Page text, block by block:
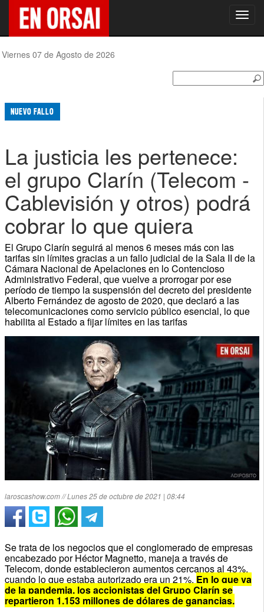
Viernes 07 de Agosto de 2026
NUEVO FALLO
La justicia les pertenece:
el grupo Clarín (Telecom -
Cablevisión y otros) podrá
cobrar lo que quiera
El Grupo Clarín seguirá al menos 6 meses más con las
tarifas sin límites gracias a un fallo judicial de la Sala II de la
Cámara Nacional de Apelaciones en lo Contencioso
Administrativo Federal, que vuelve a prorrogar por ese
período de tiempo la suspensión del decreto del presidente
Alberto Fernández de agosto de 2020, que declaró a las
telecomunicaciones como servicio público esencial, lo que
habilita al Estado a fijar límites en las tarifas
laroscashow.com // Lunes 25 de octubre de 2021 | 08:44
Se trata de los negocios que el conglomerado de empresas
encabezado por Héctor Magnetto, maneja a través de
Telecom, donde establecieron aumentos cercanos al 43%,
cuando lo que estaba autorizado era un 21%. En lo que va
de la pandemia, los accionistas del Grupo Clarín se
repartieron 1.153 millones de dólares de ganancias.